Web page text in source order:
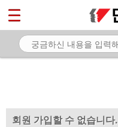
회원 가입할 수 없습니다.
마이페이지
소개
자료